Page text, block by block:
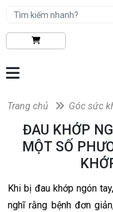
Trang chủ Góc sức
ĐAU KHỚP
MỘT SỐ
Khi bị đau khớp ngón
nghĩ rằng bệnh đơn